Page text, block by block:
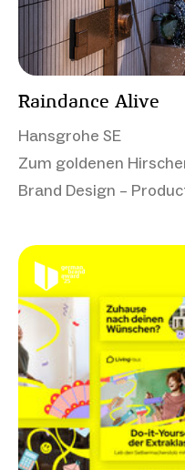
Raindance Alive
Hansgrohe SE
Zum goldenen
Brand Design –